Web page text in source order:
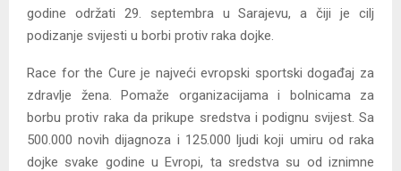
godine održati 29. septembra u Sarajevu, a čiji je cilj
podizanje svijesti u borbi protiv raka dojke.
Race for the Cure je najveći evropski sportski događaj za
zdravlje žena. Pomaže organizacijama i bolnicama za
borbu protiv raka da prikupe sredstva i podignu svijest. Sa
500.000 novih dijagnoza i 125.000 ljudi koji umiru od raka
dojke svake godine u Evropi, ta sredstva su od iznimne